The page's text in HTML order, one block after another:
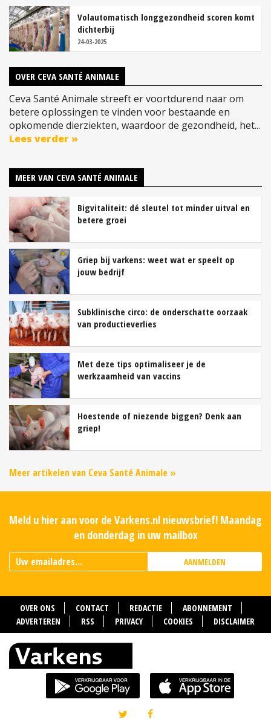
Volautomatisch longgezondheid scoren komt
dichterbij
24-03-2025
OVER CEVA SANTÉ ANIMALE
Ceva Santé Animale streeft er voortdurend naar om
betere oplossingen te vinden voor bestaande en
opkomende dierziekten, waardoor de gezondheid, het...
Lees verder »
MEER VAN CEVA SANTÉ ANIMALE
Bigvitaliteit: dé sleutel tot minder uitval en
betere groei
Griep bij varkens: weet wat er speelt op
jouw bedrijf
Subklinische circo: de onderschatte oorzaak
van productieverlies
Met deze tips optimaliseer je de
werkzaamheid van vaccins
Hoestende of niezende biggen? Denk aan
griep!
Meer artikelen van Ceva Santé Animale »
Meld u hier aan voor de Varkens.nl nieuwsbrief! Maandag
en donderdag in uw mailbox
AANMELDEN
OVER ONS CONTACT REDACTIE
ABONNEMENT
ADVERTEREN
RSS PRIVACY COOKIES DISCLAIMER